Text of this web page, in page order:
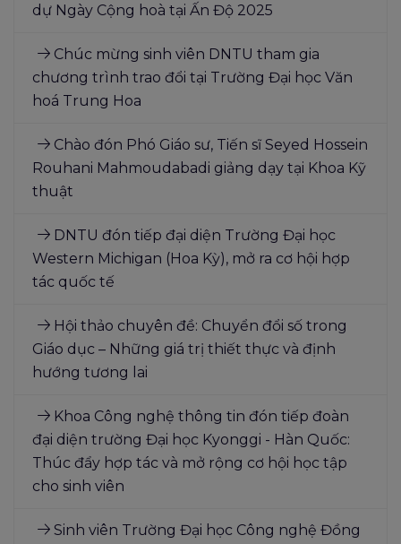
dự Ngày Cộng hoà tại Ấn Độ 2025
Chúc mừng sinh viên DNTU tham gia
chương trình trao đổi tại Trường Đại học Văn
hoá Trung Hoa
Chào đón Phó Giáo sư, Tiến sĩ Seyed Hossein
Rouhani Mahmoudabadi giảng dạy tại Khoa Kỹ
thuật
DNTU đón tiếp đại diện Trường Đại học
Western Michigan (Hoa Kỳ), mở ra cơ hội hợp
tác quốc tế
Hội thảo chuyên đề: Chuyển đổi số trong
Giáo dục – Những giá trị thiết thực và định
hướng tương lai
Khoa Công nghệ thông tin đón tiếp đoàn
đại diện trường Đại học Kyonggi - Hàn Quốc:
Thúc đẩy hợp tác và mở rộng cơ hội học tập
cho sinh viên
Sinh viên Trường Đại học Công nghệ Đồng